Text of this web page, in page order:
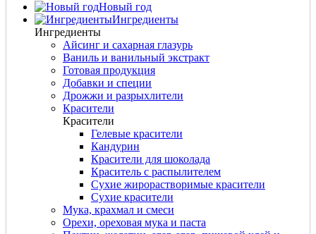
Новый год
Ингредиенты
Ингредиенты
Айсинг и сахарная глазурь
Ваниль и ванильный экстракт
Готовая продукция
Добавки и специи
Дрожжи и разрыхлители
Красители
Красители
Гелевые красители
Кандурин
Красители для шоколада
Краситель с распылителем
Сухие жирорастворимые красители
Сухие красители
Мука, крахмал и смеси
Орехи, ореховая мука и паста